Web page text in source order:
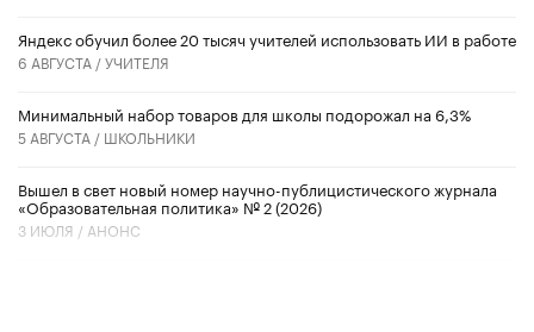
​Яндекс обучил более 20 тысяч учителей использовать ИИ в работе
6 АВГУСТА /УЧИТЕЛЯ
Минимальный набор товаров для школы подорожал на 6,3%
5 АВГУСТА / ШКОЛЬНИКИ
Вышел в свет новый номер научно-публицистического журнала
«Образовательная политика» № 2 (2026)
3 ИЮЛЯ / АНОНС